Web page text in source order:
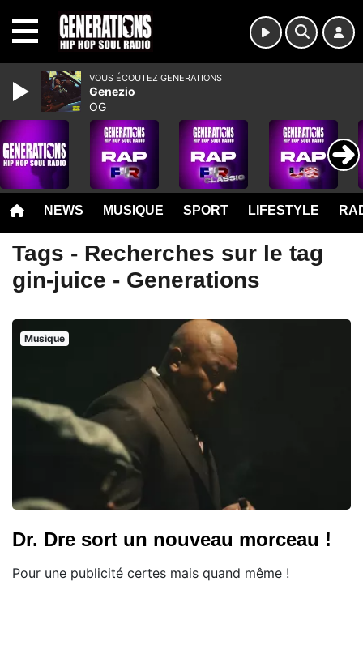
NEWS MUSIQUE SPORT LIFESTYLE
Tags - Recherches sur le tag
gin-juice - Generations
Musique
Dr. Dre sort un nouveau morceau !
Pour une publicité certes mais quand même !
VOUS ÉCOUTEZ GENERATIONS
Genezio
OG